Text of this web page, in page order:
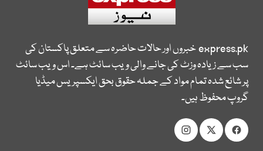
express.pkخبروں اور حالات حاضرہ سے متعلق پاکستان کی
سب سے زیادہ وزٹ کی جانے والی ویب سائٹ ہے۔ اس ویب سائٹ
پر شائع شدہ تمام مواد کے جملہ حقوق بحق ایکسپریس میڈیا
گروپ محفوظ ہیں۔